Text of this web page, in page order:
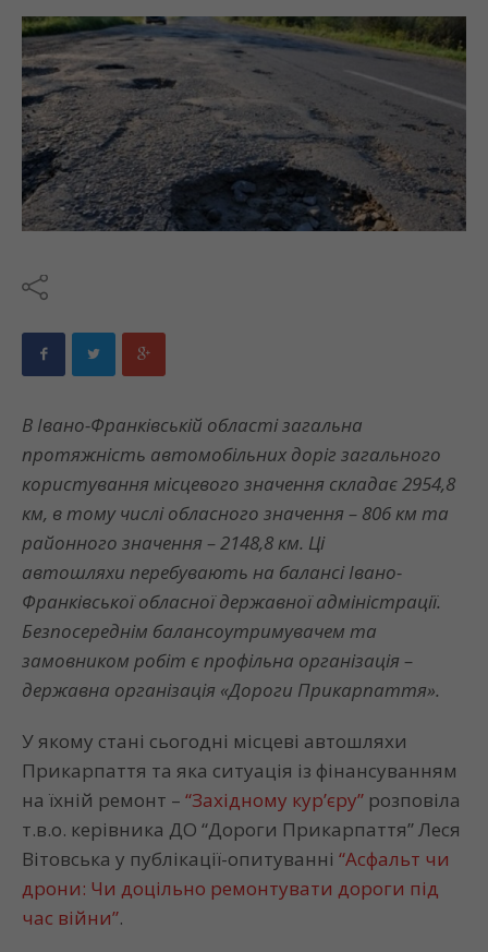
В Івано-Франківській області загальна
протяжність автомобільних доріг загального
користування місцевого значення складає 2954,8
км, в тому числі обласного значення – 806 км та
районного значення – 2148,8 км. Ці
автошляхи перебувають на балансі Івано-
Франківської обласної державної адміністрації.
Безпосереднім балансоутримувачем та
замовником робіт є профільна організація –
державна організація «Дороги Прикарпаття».
У якому стані сьогодні місцеві автошляхи
Прикарпаття та яка ситуація із фінансуванням
на їхній ремонт – “Західному кур’єру” розповіла
т.в.о. керівника ДО “Дороги Прикарпаття” Леся
Вітовська у публікації-опитуванні “Асфальт чи
дрони: Чи доцільно ремонтувати дороги під
час війни”.